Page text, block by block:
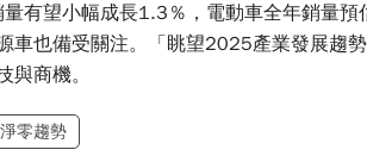
有望小幅成長1.3％，電動車全年銷量
車也備受關注。「眺望2025產業發展趨
商機。
淨零趨勢